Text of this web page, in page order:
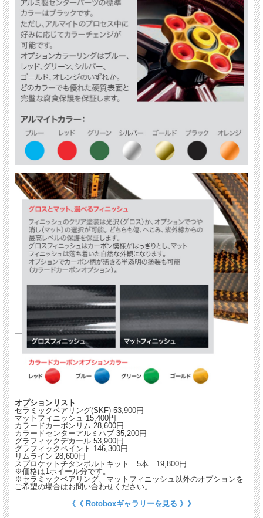
適合車種：
GSX R750 /R600 2011+
品番：
フロント 17x3.5 : FA70350310
リア 17x6.0 : RA70600713
---------------------------
適合車種：
GSX R750 /R600 2011+
品番：
フロント 17x3.5 : FA70350310
リア 17x5.5 : RA70550713
---------------------------
GSX S1000 2015-2018
品番：
フロント 17x3.5 : FA70350331
---------------------------
適合車種：
TL1000R
品番：
リア 17x6.0 : RA70600774
---------------------------
適合車種：
B-King 2008
品番：
フロント 17x3.5 : FA70350335
リア 17x6.0 : RA70600741
---------------------------
Hayabusa 1999-2007
品番：
フロント 17x3.5 : FA70350326
リア 17x6.0 : RA70600729
---------------------------
適合車種：
Hayabusa 2008-2012
フロント 17x3.5 : FA70350335
オプションリスト
セラミックベアリング(SKF) 53,900円
マットフィニッシュ 15,400円
カラードカーボンリム 28,600円
カラードセンターアルミハブ 35,200円
グラフィックデカール 53,900円
グラフィックペイント 146,300円
リムライン 28,600円
スプロケットチタンボルトキット 5本 19,800円
※価格は1ホイール分です。
※セラミックベアリング、マットフィニッシュ以外のオプションを
ご希望の場合はお問い合わせください。
《《 Rotoboxギャラリーを見る 》》